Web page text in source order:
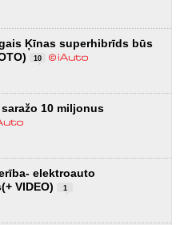
Ķīnas superhibrīds būs
10
10 miljonus
elektroauto
VIDEO)
1